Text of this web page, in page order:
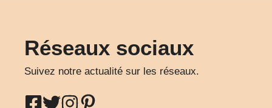
Réseaux sociaux
Suivez notre actualité sur les réseaux.